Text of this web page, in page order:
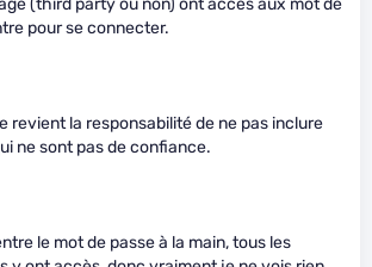
(third party ou non) ont accès aux mot de
pour se connecter.
revient la responsabilité de ne pas inclure
ne sont pas de confiance.
le mot de passe à la main, tous les